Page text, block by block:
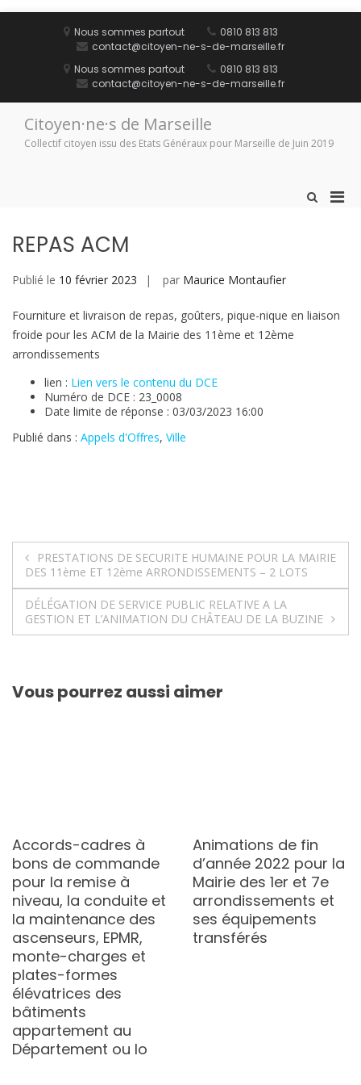
Nous sommes partout
0810 813 813
contact@citoyen-ne-s-de-marseille.fr
Nous sommes partout
0810 813 813
contact@citoyen-ne-s-de-marseille.fr
Citoyen·ne·s de Marseille
Collectif citoyen issu des Etats Généraux pour Marseille de Juin 2019
Afficher
REPAS ACM
Publié le 10 février 2023 par Maurice Montaufier
Fourniture et livraison de repas, goûters, pique-nique en liaison
froide pour les ACM de la Mairie des 11ème et 12ème
arrondissements
lien : Lien vers le contenu du DCE
Numéro de DCE : 23_0008
Date limite de réponse : 03/03/2023 16:00
Publié dans : Appels d'Offres, Ville
Navigation
de
l’article
PRESTATIONS DE SECURITE HUMAINE POUR LA MAIRIE
DES 11ème ET 12ème ARRONDISSEMENTS – 2 LOTS
DÉLÉGATION DE SERVICE PUBLIC RELATIVE A LA
GESTION ET L’ANIMATION DU CHÂTEAU DE LA BUZINE
Vous pourrez aussi aimer
Accords-cadres à
bons de commande
pour la remise à
niveau, la conduite et
la maintenance des
ascenseurs, EPMR,
monte-charges et
plates-formes
élévatrices des
bâtiments
appartement au
Département ou lo
Animations de fin
d’année 2022 pour la
Mairie des 1er et 7e
arrondissements et
ses équipements
transférés